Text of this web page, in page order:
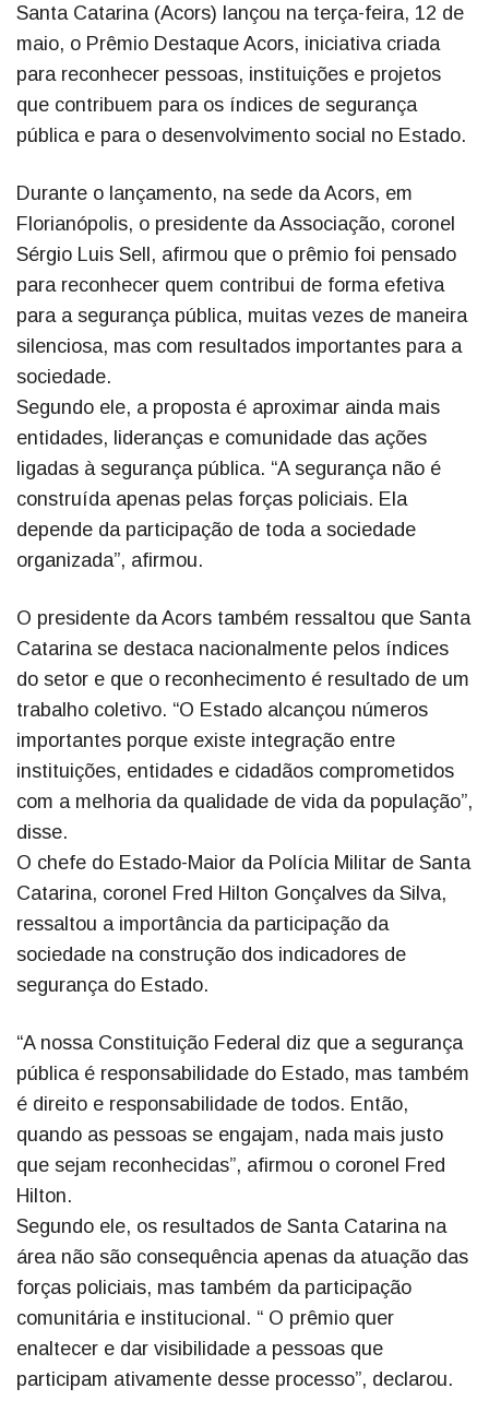
Santa Catarina (Acors) lançou na terça-feira, 12 de
maio, o Prêmio Destaque Acors, iniciativa criada
para reconhecer pessoas, instituições e projetos
que contribuem para os índices de segurança
pública e para o desenvolvimento social no Estado.
Durante o lançamento, na sede da Acors, em
Florianópolis, o presidente da Associação, coronel
Sérgio Luis Sell, afirmou que o prêmio foi pensado
para reconhecer quem contribui de forma efetiva
para a segurança pública, muitas vezes de maneira
silenciosa, mas com resultados importantes para a
sociedade.
Segundo ele, a proposta é aproximar ainda mais
entidades, lideranças e comunidade das ações
ligadas à segurança pública. “A segurança não é
construída apenas pelas forças policiais. Ela
depende da participação de toda a sociedade
organizada”, afirmou.
O presidente da Acors também ressaltou que Santa
Catarina se destaca nacionalmente pelos índices
do setor e que o reconhecimento é resultado de um
trabalho coletivo. “O Estado alcançou números
importantes porque existe integração entre
instituições, entidades e cidadãos comprometidos
com a melhoria da qualidade de vida da população”,
disse.
O chefe do Estado-Maior da Polícia Militar de Santa
Catarina, coronel Fred Hilton Gonçalves da Silva,
ressaltou a importância da participação da
sociedade na construção dos indicadores de
segurança do Estado.
“A nossa Constituição Federal diz que a segurança
pública é responsabilidade do Estado, mas também
é direito e responsabilidade de todos. Então,
quando as pessoas se engajam, nada mais justo
que sejam reconhecidas”, afirmou o coronel Fred
Hilton.
Segundo ele, os resultados de Santa Catarina na
área não são consequência apenas da atuação das
forças policiais, mas também da participação
comunitária e institucional. “ O prêmio quer
enaltecer e dar visibilidade a pessoas que
participam ativamente desse processo”, declarou.